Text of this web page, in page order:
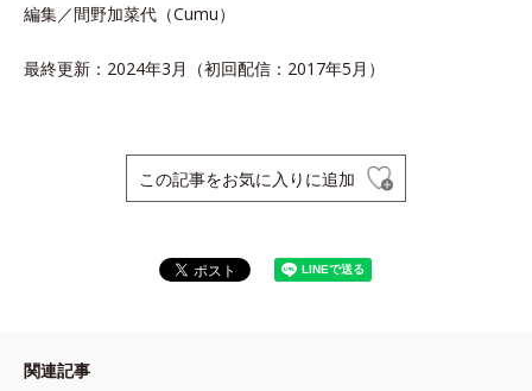
編集／間野加菜代（Cumu）
最終更新：2024年3月（初回配信：2017年5月）
この記事をお気に入りに追加
関連記事